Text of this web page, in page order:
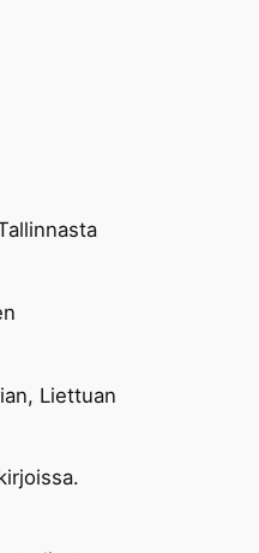
Liettuan